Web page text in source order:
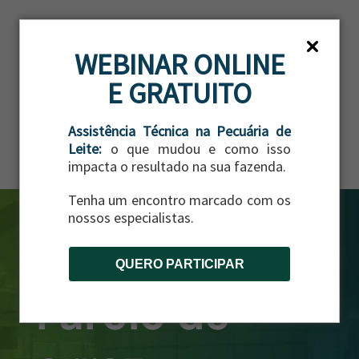
WEBINAR ONLINE
E GRATUITO
Assistência Técnica na Pecuária de
Leite: o que mudou e como isso
impacta o resultado na sua fazenda.
Tenha um encontro marcado com os
nossos especialistas.
QUERO PARTICIPAR
Farelo de